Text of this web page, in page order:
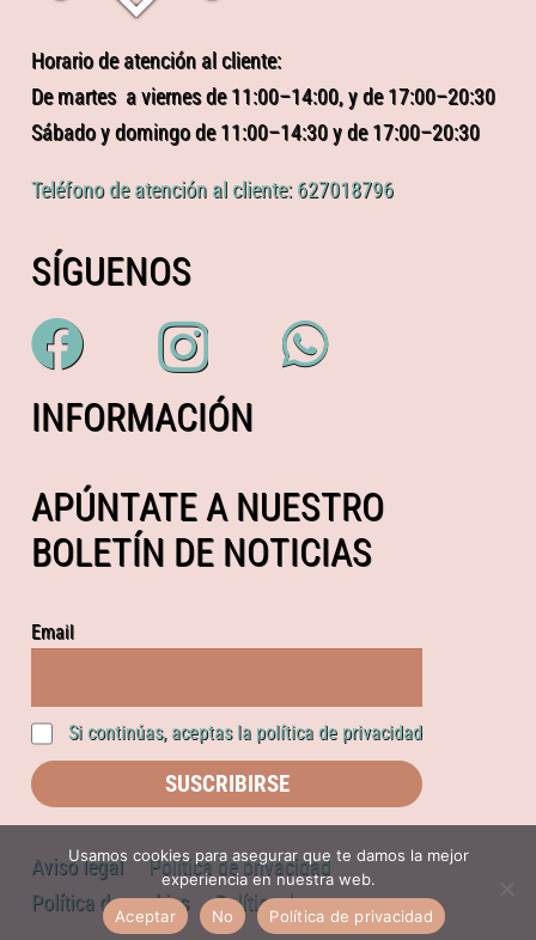
Horario de atención al cliente:
De martes a viernes de 11:00–14:00, y de 17:00–20:30
Sábado y domingo de 11:00–14:30 y de 17:00–20:30
Teléfono de atención al cliente: 627018796
SÍGUENOS
INFORMACIÓN
APÚNTATE A NUESTRO
BOLETÍN DE NOTICIAS
Email
Si continúas, aceptas la política de privacidad
Aviso legal
Política de privacidad
Política de cookies
Política de compras
Usamos cookies para asegurar que te damos la mejor
experiencia en nuestra web.
Aceptar
No Política de privacidad